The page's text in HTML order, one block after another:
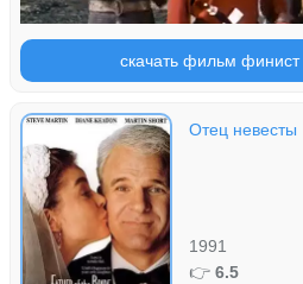
скачать фильм
Отец невесты
1991
👉6.5